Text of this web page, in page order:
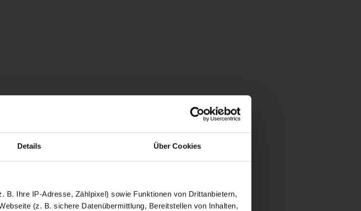
Details Über Cookies
B. Ihre IP-Adresse, Zählpixel) sowie Funktionen von Drittanbietern,
(z. B. sichere Datenübermittlung, Bereitstellen von Inhalten,